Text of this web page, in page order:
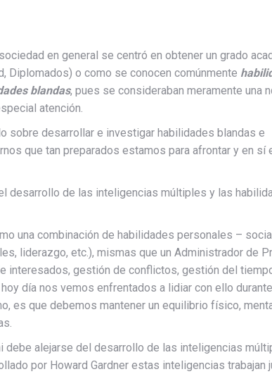
en general se centró en obtener un grado
Diplomados) o como se conocen comúnmente
blandas, pues se consideraban meramente una
atención.
sobre desarrollar e investigar habilidades blandas e
que tan preparados estamos para afrontar y en sí
desarrollo de las inteligencias múltiples y las
una combinación de habilidades personales –
liderazgo, etc.), mismas que un Administrador de
interesados, gestión de conflictos, gestión del
día nos vemos enfrentados a lidiar con ello
es que debemos mantener un equilibrio físico,
alejarse del desarrollo de las inteligencias
por Howard Gardner estas inteligencias trabajan